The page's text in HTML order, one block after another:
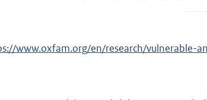
www.oxfam.org/en/research/vulnerable-